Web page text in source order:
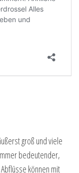
groß und viele
bedeutender,
können mit